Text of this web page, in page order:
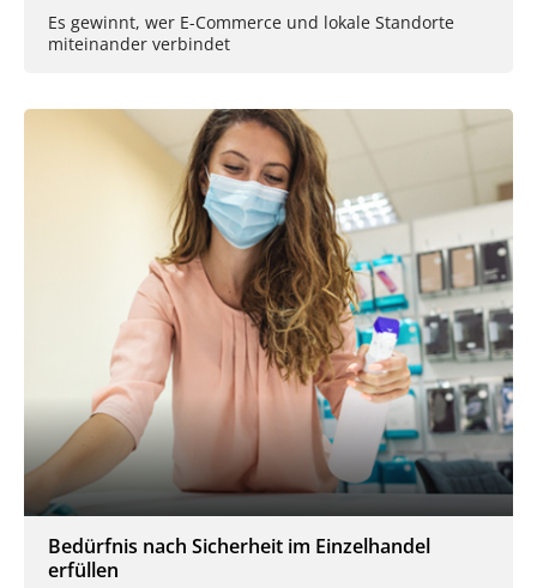
Es gewinnt, wer E-Commerce und lokale Standorte
miteinander verbindet
Bedürfnis nach Sicherheit im Einzelhandel
erfüllen